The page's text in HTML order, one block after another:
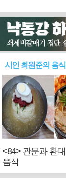
시인 최원준의 음
<84> 관문과 환
음식